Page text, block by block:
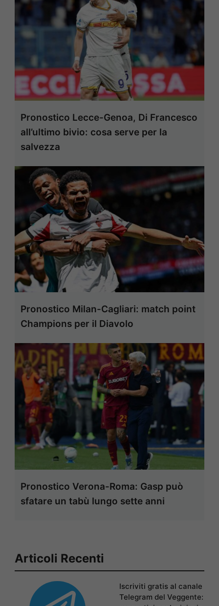
Pronostico Lecce-Genoa, Di Francesco
all’ultimo bivio: cosa serve per la
salvezza
Pronostico Milan-Cagliari: match point
Champions per il Diavolo
Pronostico Verona-Roma: Gasp può
sfatare un tabù lungo sette anni
Articoli Recenti
Iscriviti gratis al canale
Telegram del Veggente: